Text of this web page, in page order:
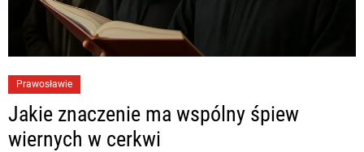
Prawosławie
Jakie znaczenie ma wspólny śpiew
wiernych w cerkwi